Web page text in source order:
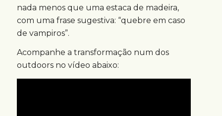
nada menos que uma estaca de madeira,
com uma frase sugestiva: “quebre em caso
de vampiros”.
Acompanhe a transformação num dos
outdoors no vídeo abaixo: